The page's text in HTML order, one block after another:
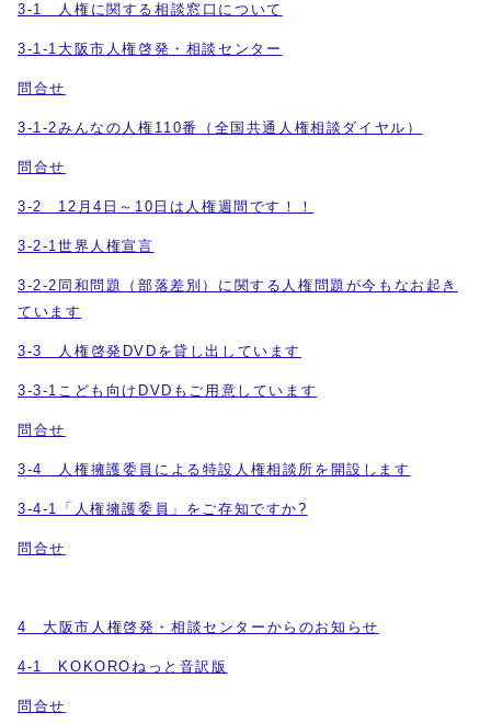
3-1 人権に関する相談窓口について
3-1-1大阪市人権啓発・相談センター
問合せ
3-1-2みんなの人権110番（全国共通人権相談ダイヤル）
問合せ
3-2 12月4日～10日は人権週間です！！
3-2-1世界人権宣言
3-2-2同和問題（部落差別）に関する人権問題が今もなお起き
ています
3-3 人権啓発DVDを貸し出しています
3-3-1こども向けDVDもご用意しています
問合せ
3-4 人権擁護委員による特設人権相談所を開設します
3-4-1「人権擁護委員」をご存知ですか?
問合せ
4 大阪市人権啓発・相談センターからのお知らせ
4-1 KOKOROねっと音訳版
問合せ